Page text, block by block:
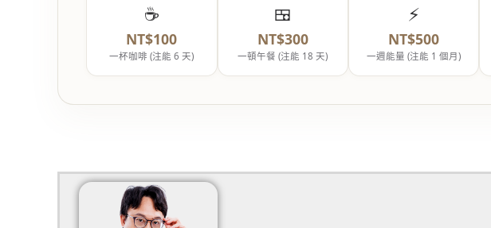
☕
NT$100
一杯咖啡 (注能 6 天)
🍱
NT$300
一頓午餐 (注能 18 天)
⚡
NT$500
一週能量 (注能 1 個月)